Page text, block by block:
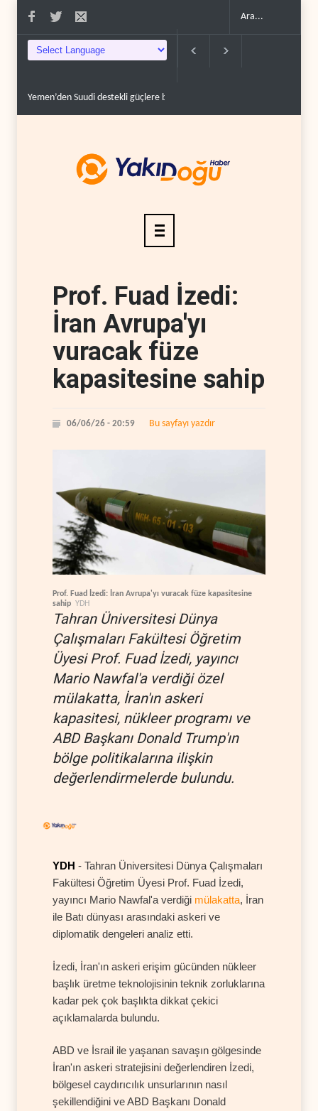
Grönland’da izinsiz sondaj hamlesi..
Prof. Fuad İzedi:
İran Avrupa'yı
vuracak füze
kapasitesine sahip
06/06/26 - 20:59 Bu sayfayı yazdır
Prof. Fuad İzedi: İran Avrupa'yı vuracak füze kapasitesine
sahip YDH
Tahran Üniversitesi Dünya
Çalışmaları Fakültesi Öğretim
Üyesi Prof. Fuad İzedi, yayıncı
Mario Nawfal'a verdiği özel
mülakatta, İran'ın askeri
kapasitesi, nükleer programı ve
ABD Başkanı Donald Trump'ın
bölge politikalarına ilişkin
değerlendirmelerde bulundu.
YDH - Tahran Üniversitesi Dünya Çalışmaları
Fakültesi Öğretim Üyesi Prof. Fuad İzedi,
yayıncı Mario Nawfal'a verdiği mülakatta, İran
ile Batı dünyası arasındaki askeri ve
diplomatik dengeleri analiz etti.
İzedi, İran'ın askeri erişim gücünden nükleer
başlık üretme teknolojisinin teknik zorluklarına
kadar pek çok başlıkta dikkat çekici
açıklamalarda bulundu.
ABD ve İsrail ile yaşanan savaşın gölgesinde
İran'ın askeri stratejisini değerlendiren İzedi,
bölgesel caydırıcılık unsurlarının nasıl
şekillendiğini ve ABD Başkanı Donald